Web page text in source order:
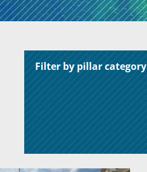
Filter by pillar category